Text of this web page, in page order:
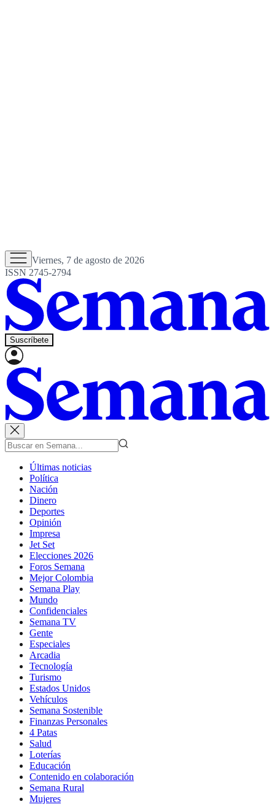
Viernes, 7 de agosto de 2026
ISSN 2745-2794
Suscríbete
Últimas noticias
Política
Nación
Dinero
Deportes
Opinión
Impresa
Jet Set
Elecciones 2026
Foros Semana
Mejor Colombia
Semana Play
Mundo
Confidenciales
Semana TV
Gente
Especiales
Arcadia
Tecnología
Turismo
Estados Unidos
Vehículos
Semana Sostenible
Finanzas Personales
4 Patas
Salud
Loterías
Educación
Contenido en colaboración
Semana Rural
Mujeres